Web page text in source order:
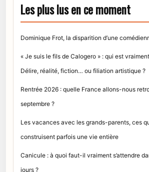
Les plus lus en ce moment
Dominique Frot, la disparition d’une
« Je suis le fils de Calogero » : qui est
Délire, réalité, fiction… ou filiation artistique ?
Rentrée 2026 : quelle France allons-nous
septembre ?
Les vacances avec les grands-parents, ces
construisent parfois une vie entière
Canicule : à quoi faut-il vraiment s’attendre
jours ?